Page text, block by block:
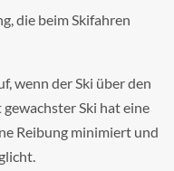
die beim Skifahren
wenn der Ski über den
Ski hat eine
Reibung minimiert und